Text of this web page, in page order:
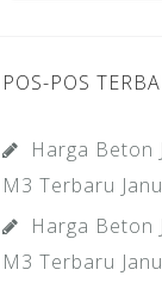
POS-POS
Harga Beton
M3 Terbaru
Harga Beton
M3 Terbaru